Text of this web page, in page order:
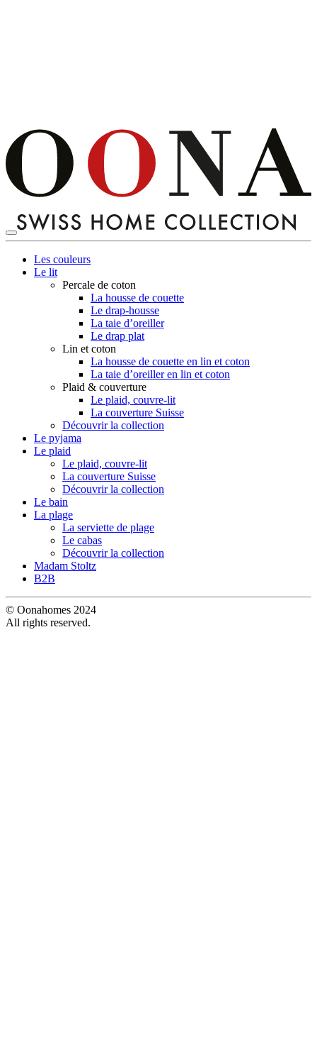
Les couleurs
Le lit
Percale de coton
La housse de couette
Le drap-housse
La taie d’oreiller
Le drap plat
Lin et coton
La housse de couette en lin et coton
La taie d’oreiller en lin et coton
Plaid & couverture
Le plaid, couvre-lit
La couverture Suisse
Découvrir la collection
Le pyjama
Le plaid
Le plaid, couvre-lit
La couverture Suisse
Découvrir la collection
Le bain
La plage
La serviette de plage
Le cabas
Découvrir la collection
Madam Stoltz
B2B
© Oonahomes 2024
All rights reserved.